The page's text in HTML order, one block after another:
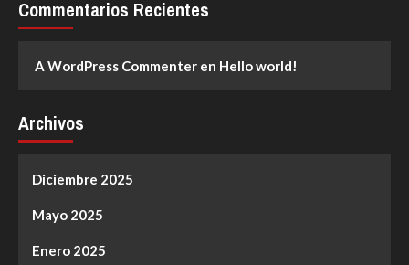
Commentarios Recientes
A WordPress Commenter en Hello world!
Archivos
Diciembre 2025
Mayo 2025
Enero 2025